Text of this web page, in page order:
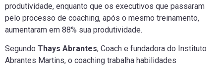
produtividade, enquanto que os executivos que passaram
pelo processo de coaching, após o mesmo treinamento,
aumentaram em 88% sua produtividade.
Segundo Thays Abrantes, Coach e fundadora do Instituto
Abrantes Martins, o coaching trabalha habilidades